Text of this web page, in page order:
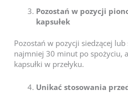
Pozostań w pozycji
kapsułek
Pozostań w pozycji siedzącej lub
najmniej 30 minut po spożyciu,
kapsułki w przełyku.
Unikać stosowania